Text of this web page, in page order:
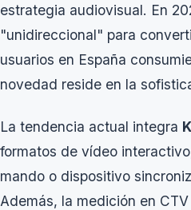
estrategia audiovisual. En
"unidireccional" para
usuarios en España
novedad reside en la
La tendencia actual integra
formatos de vídeo
mando o dispositivo
Además, la medición en